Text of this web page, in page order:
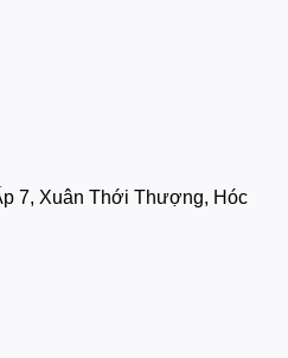
7, Xuân Thới Thượng, Hóc